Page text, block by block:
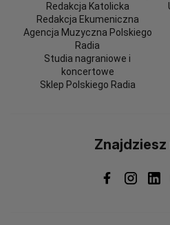
Redakcja Katolicka
Redakcja Ekumeniczna
Agencja Muzyczna Polskiego
Radia
Studia nagraniowe i
koncertowe
Sklep Polskiego Radia
Znajdziesz